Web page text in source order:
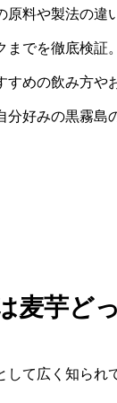
原料や製法の違
でを徹底検証。
すめの飲み方や
分好みの黒霧島
麦芋ど
して広く知られ